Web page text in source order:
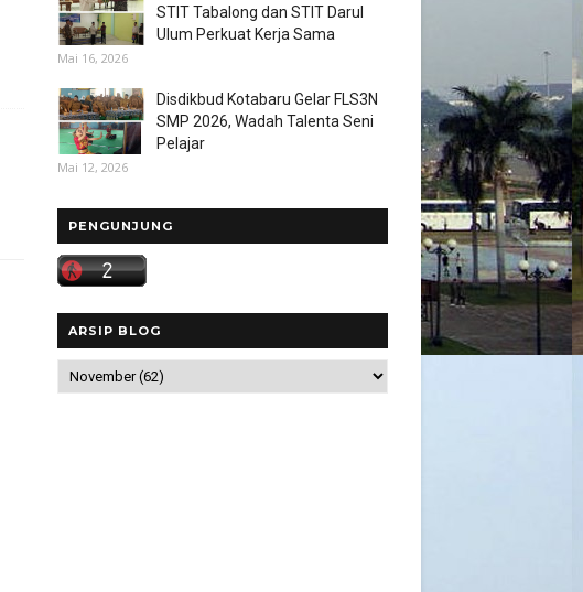
STIT Tabalong dan STIT Darul
Ulum Perkuat Kerja Sama
Mai 16, 2026
Disdikbud Kotabaru Gelar FLS3N
SMP 2026, Wadah Talenta Seni
Pelajar
Mai 12, 2026
PENGUNJUNG
ARSIP BLOG